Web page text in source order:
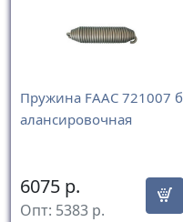
Пружина FAAC 721007 б
алансировочная
6075 р.
Опт: 5383 р.